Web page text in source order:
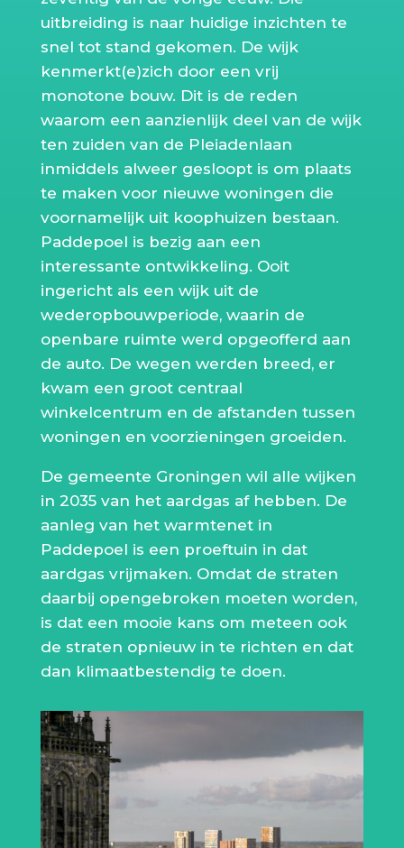
uitbreiding is naar huidige inzichten te
snel tot stand gekomen. De wijk
kenmerkt(e)zich door een vrij
monotone bouw. Dit is de reden
waarom een aanzienlijk deel van de wijk
ten zuiden van de Pleiadenlaan
inmiddels alweer gesloopt is om plaats
te maken voor nieuwe woningen die
voornamelijk uit koophuizen bestaan.
Paddepoel is bezig aan een
interessante ontwikkeling. Ooit
ingericht als een wijk uit de
wederopbouwperiode, waarin de
openbare ruimte werd opgeofferd aan
de auto. De wegen werden breed, er
kwam een groot centraal
winkelcentrum en de afstanden tussen
woningen en voorzieningen groeiden.
De gemeente Groningen wil alle wijken
in 2035 van het aardgas af hebben. De
aanleg van het warmtenet in
Paddepoel is een proeftuin in dat
aardgas vrijmaken. Omdat de straten
daarbij opengebroken moeten worden,
is dat een mooie kans om meteen ook
de straten opnieuw in te richten en dat
dan klimaatbestendig te doen.